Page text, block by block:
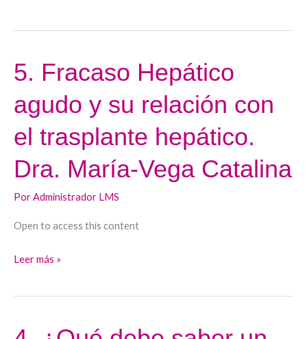
Calleja
5. Fracaso Hepático
agudo y su relación con
el trasplante hepático.
Dra. María-Vega Catalina
PorAdministrador LMS
Open to access this content
5.
Fracaso
Hepático
agudo
y
relación
con
trasplante
Leer más »
4.